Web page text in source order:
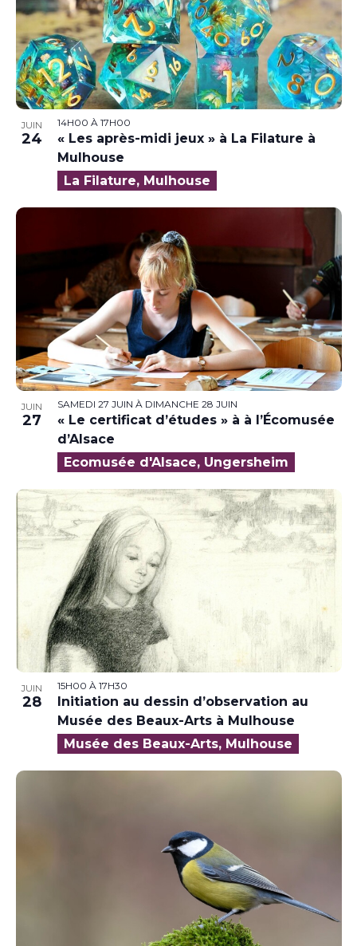
JUIN
24
14H00 À 17H00
« Les après-midi jeux » à La Filature à
Mulhouse
La Filature, Mulhouse
JUIN
27
SAMEDI 27 JUIN À DIMANCHE 28 JUIN
« Le certificat d’études » à à l’Écomusée
d’Alsace
Ecomusée d'Alsace, Ungersheim
JUIN
28
15H00 À 17H30
Initiation au dessin d’observation au
Musée des Beaux-Arts à Mulhouse
Musée des Beaux-Arts, Mulhouse